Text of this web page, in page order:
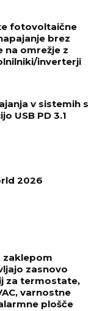
fotovoltaične
brez
na omrežje z
inverterji
v sistemih s
USB PD 3.1
2026
zaklepom
zasnovo
za termostate,
varnostne
plošče